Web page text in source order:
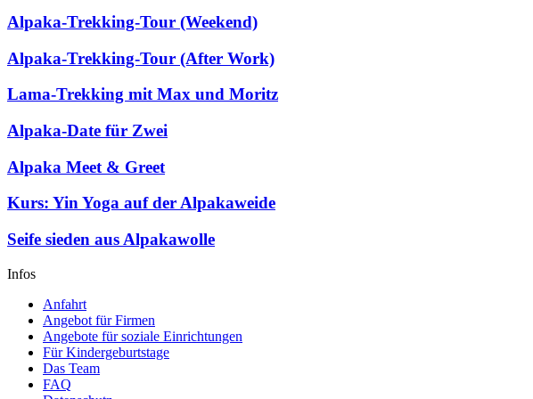
Alpaka-Trekking-Tour (Weekend)
Alpaka-Trekking-Tour (After Work)
Lama-Trekking mit Max und Moritz
Alpaka-Date für Zwei
Alpaka Meet & Greet
Kurs: Yin Yoga auf der Alpakaweide
Seife sieden aus Alpakawolle
Infos
Anfahrt
Angebot für Firmen
Angebote für soziale Einrichtungen
Für Kindergeburtstage
Das Team
FAQ